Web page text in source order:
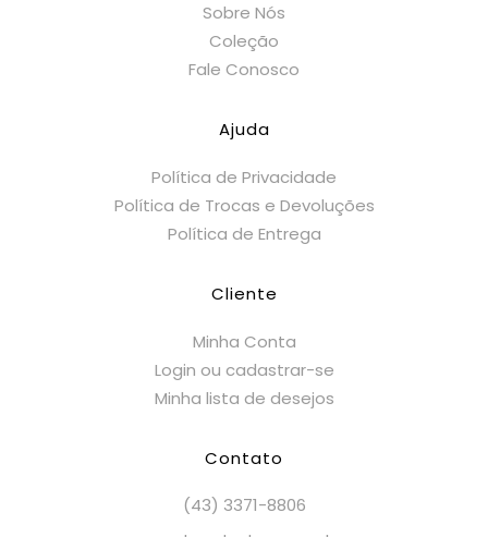
Sobre Nós
Coleção
Fale Conosco
Ajuda
Política de Privacidade
Política de Trocas e Devoluções
Política de Entrega
Cliente
Minha Conta
Login ou cadastrar-se
Minha lista de desejos
Contato
(43) 3371-8806